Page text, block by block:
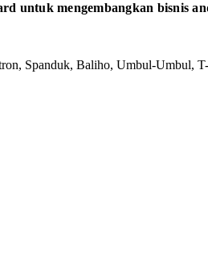
untuk mengembangkan bisnis
Spanduk, Baliho, Umbul-Umbul,